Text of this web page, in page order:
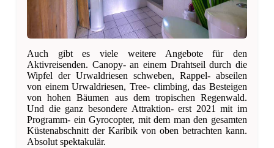
Auch gibt es viele weitere Angebote für den
Aktivreisenden. Canopy- an einem Drahtseil durch die
Wipfel der Urwaldriesen schweben, Rappel- abseilen
von einem Urwaldriesen, Tree- climbing, das Besteigen
von hohen Bäumen aus dem tropischen Regenwald.
Und die ganz besondere Attraktion- erst 2021 mit im
Programm- ein Gyrocopter, mit dem man den gesamten
Küstenabschnitt der Karibik von oben betrachten kann.
Absolut spektakulär.